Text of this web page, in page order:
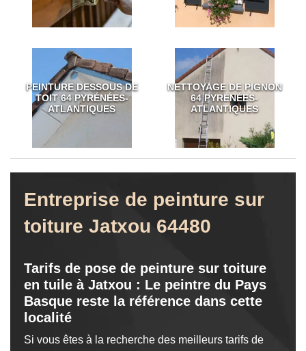
PEINTURE DESSOUS DE
TOIT 64 PYRÉNÉES-
ATLANTIQUES
NETTOYAGE DE PIGNON
64 PYRÉNÉES-
ATLANTIQUES
Entreprise de peinture sur
toiture Jatxou 64480
Tarifs de pose de peinture sur toiture
en tuile à Jatxou : Le peintre du Pays
Basque reste la référence dans cette
localité
Si vous êtes à la recherche des meilleurs tarifs de